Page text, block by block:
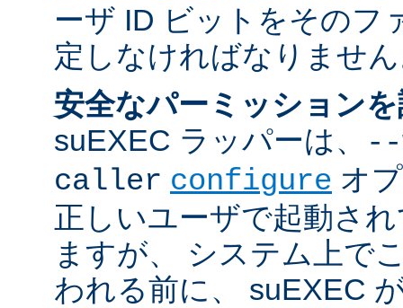
ーザ ID ビットをそのフ
定しなければなりませ
安全なパーミッション
suEXEC ラッパーは、
caller configure オ
正しいユーザで起動さ
ますが、 システム上で
われる前に、 suEXEC